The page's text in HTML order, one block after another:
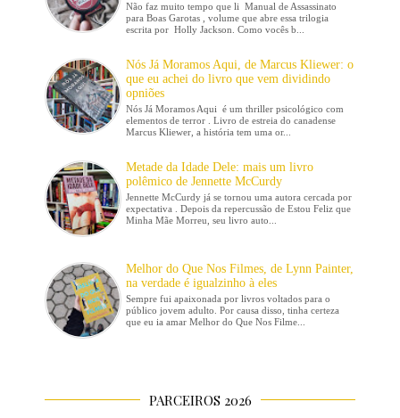
Não faz muito tempo que li Manual de Assassinato
para Boas Garotas , volume que abre essa trilogia
escrita por Holly Jackson. Como vocês b...
Nós Já Moramos Aqui, de Marcus Kliewer: o
que eu achei do livro que vem dividindo
opniões
Nós Já Moramos Aqui é um thriller psicológico com
elementos de terror . Livro de estreia do canadense
Marcus Kliewer, a história tem uma or...
Metade da Idade Dele: mais um livro
polêmico de Jennette McCurdy
Jennette McCurdy já se tornou uma autora cercada por
expectativa . Depois da repercussão de Estou Feliz que
Minha Mãe Morreu, seu livro auto...
Melhor do Que Nos Filmes, de Lynn Painter,
na verdade é igualzinho à eles
Sempre fui apaixonada por livros voltados para o
público jovem adulto. Por causa disso, tinha certeza
que eu ia amar Melhor do Que Nos Filme...
PARCEIROS 2026